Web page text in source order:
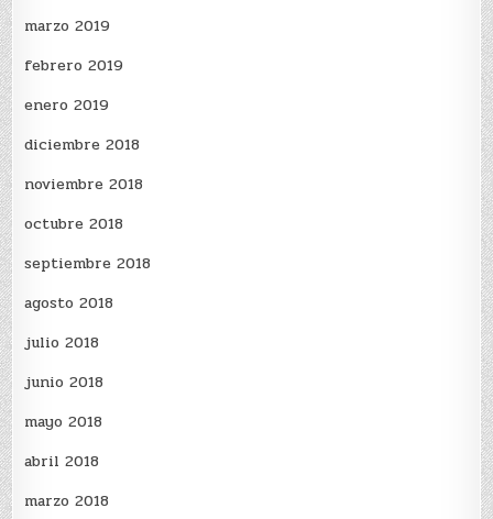
marzo 2019
febrero 2019
enero 2019
diciembre 2018
noviembre 2018
octubre 2018
septiembre 2018
agosto 2018
julio 2018
junio 2018
mayo 2018
abril 2018
marzo 2018